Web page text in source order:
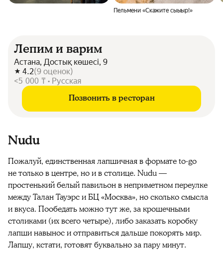
Пельмени «Скажите сыыыр!»
Лепим и варим
Астана, Достық көшесі, 9
4.2(9 оценок)
<5 000 ₸ • Русская
Позвонить в ресторан
Nudu
Пожалуй, единственная лапшичная в формате to-go
не только в центре, но и в столице. Nudu —
простенький белый павильон в неприметном переулке
между Талан Тауэрс и БЦ «Москва», но сколько смысла
и вкуса. Пообедать можно тут же, за крошечными
столиками (их всего четыре), либо заказать коробку
лапши навынос и отправиться дальше покорять мир.
Лапшу, кстати, готовят буквально за пару минут.